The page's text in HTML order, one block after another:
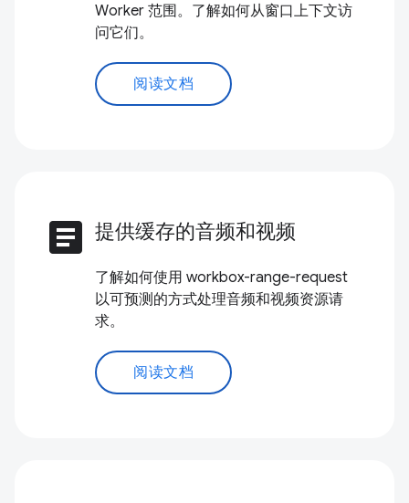
Worker 范围。了解如何从窗口上下文访
问它们。
阅读文档
article 提供缓存的音频和视频
了解如何使用 workbox-range-request
以可预测的方式处理音频和视频资源请
求。
阅读文档